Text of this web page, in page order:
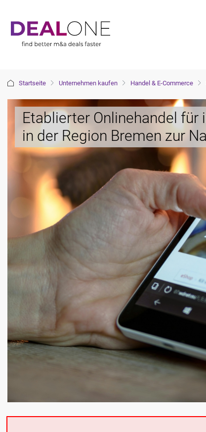
Startseite Unternehmen kaufen Handel & E-Commerce
Etablierter Onlinehandel
in der Region Bremen zur